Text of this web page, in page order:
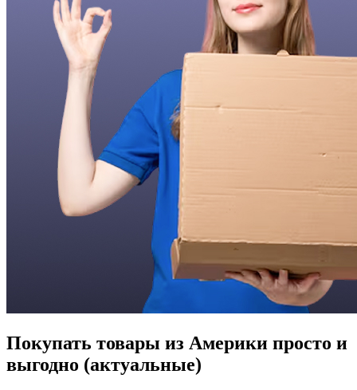
Покупать товары из Америки просто и
выгодно (актуальные)